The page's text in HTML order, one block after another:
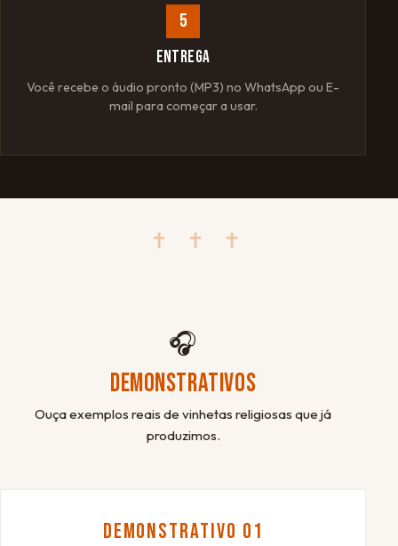
5
ENTREGA
Você recebe o áudio pronto (MP3) no WhatsApp ou E-
mail para começar a usar.
✝ ✝ ✝
🎧
DEMONSTRATIVOS
Ouça exemplos reais de vinhetas religiosas que já
produzimos.
Demonstrativo 01